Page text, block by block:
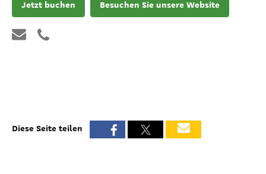
Jetzt buchen Besuchen Sie unsere Website
Diese Seite teilen